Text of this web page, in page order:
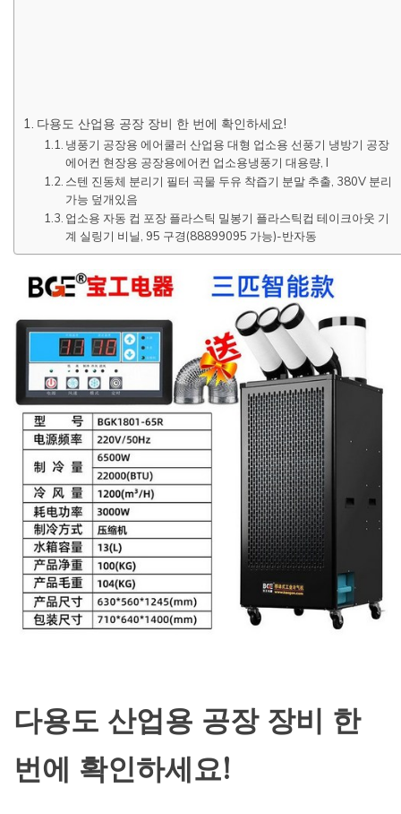
다용도 산업용 공장 장비 한 번에 확인하세요!
냉풍기 공장용 에어쿨러 산업용 대형 업소용 선풍기 냉방기 공장
에어컨 현장용 공장용에어컨 업소용냉풍기 대용량, I
스텐 진동체 분리기 필터 곡물 두유 착즙기 분말 추출, 380V 분리
가능 덮개있음
업소용 자동 컵 포장 플라스틱 밀봉기 플라스틱컵 테이크아웃 기
계 실링기 비닐, 95 구경(88899095 가능)-반자동
다용도 산업용 공장 장비 한
번에 확인하세요!